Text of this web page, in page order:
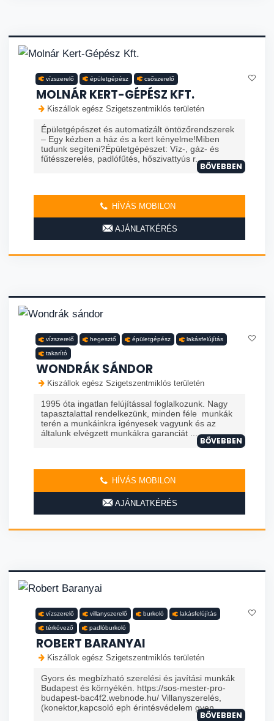
vízszerelő épületgépész csőszerelő
MOLNÁR KERT-GÉPÉSZ KFT.
Kiszállok egész Szigetszentmiklós területén
Épületgépészet és automatizált öntözőrendszerek
– Egy kézben a ház és a kert kényelme!Miben
tudunk segíteni?Épületgépészet: Víz-, gáz- és
fűtésszerelés, padlófűtés, hőszivattyús r...
BŐVEBBEN
HÍVÁS MOBILON
AJÁNLATKÉRÉS
vízszerelő hegesztő épületgépész lakásfelújítás
takarító
WONDRÁK SÁNDOR
Kiszállok egész Szigetszentmiklós területén
1995 óta ingatlan felújítással foglalkozunk. Nagy
tapasztalattal rendelkezünk, minden féle munkák
terén a munkáinkra igényesek vagyunk és az
általunk elvégzett munkákra garanciát ...
BŐVEBBEN
HÍVÁS MOBILON
AJÁNLATKÉRÉS
vízszerelő villanyszerelő burkoló lakásfelújítás
térkövező padlóburkoló
ROBERT BARANYAI
Kiszállok egész Szigetszentmiklós területén
Gyors és megbízható szerelési és javítási munkák
Budapest és környékén. https://sos-mester-pro-
budapest-bac4f2.webnode.hu/ Villanyszerelés,
(konektor,kapcsoló eph érintésvédelem gyen...
BŐVEBBEN